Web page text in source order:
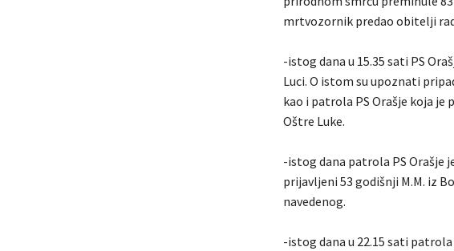
mrtvozornik predao obitelji
-istog dana u 15.35 sati PS
Luci. O istom su upoznati
kao i patrola PS Orašje koja je
Oštre Luke.
-istog dana patrola PS Orašje
prijavljeni 53 godišnji M.M. iz
navedenog.
-istog dana u 22.15 sati